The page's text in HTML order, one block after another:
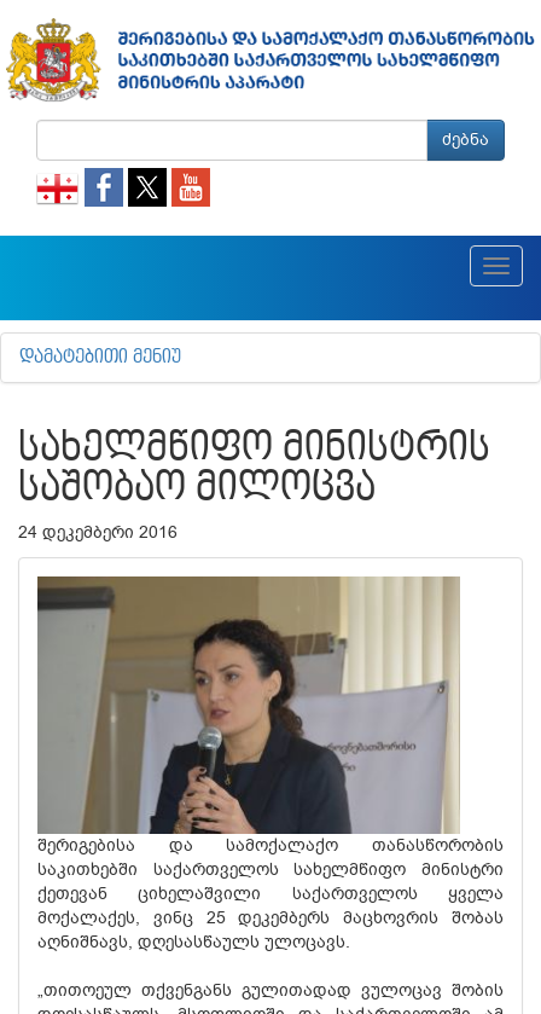
ძებნა
ᲓᲐᲛᲐᲢᲔᲑᲘᲗᲘ ᲛᲔᲜᲘᲣ
ᲡᲐᲮᲔᲚᲛᲬᲘᲤᲝ ᲛᲘᲜᲘᲡᲢᲠᲘᲡ
ᲡᲐᲨᲝᲑᲐᲝ ᲛᲘᲚᲝᲪᲕᲐ
24 დეკემბერი 2016
შერიგებისა და სამოქალაქო თანასწორობის
საკითხებში საქართველოს სახელმწიფო მინისტრი
ქეთევან ციხელაშვილი საქართველოს ყველა
მოქალაქეს, ვინც 25 დეკემბერს მაცხოვრის შობას
აღნიშნავს, დღესასწაულს ულოცავს.
„თითოეულ თქვენგანს გულითადად ვულოცავ შობის